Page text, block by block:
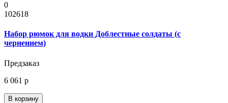
0
102618
Набор рюмок для водки Доблестные солдаты (с
чернением)
Предзаказ
6 061 р
В корзину